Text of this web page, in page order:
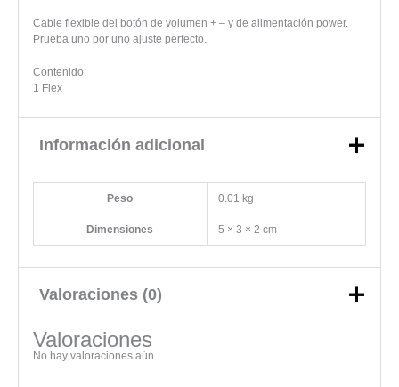
Cable flexible del botón de volumen + – y de alimentación power.
Prueba uno por uno ajuste perfecto.
Contenido:
1 Flex
Información adicional
Peso 0.01 kg
Dimensiones 5 × 3 × 2 cm
Valoraciones (0)
Valoraciones
No hay valoraciones aún.